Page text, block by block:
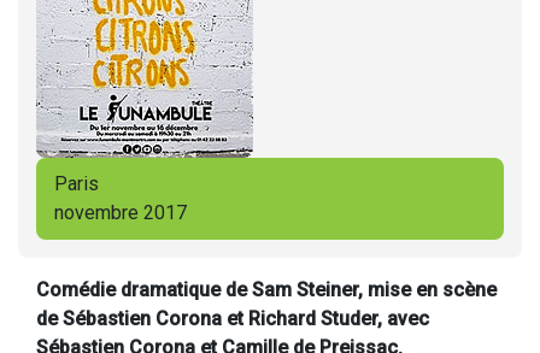
Paris
novembre 2017
Comédie dramatique de Sam Steiner, mise en scène
de Sébastien Corona et Richard Studer, avec
Sébastien Corona et Camille de Preissac.